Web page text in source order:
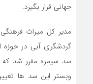
جهانی قرار بگیرد.
مدیر کل میراث
گردشگری آبی در
سد سیمره مقرر شد
وبستر این سد ها